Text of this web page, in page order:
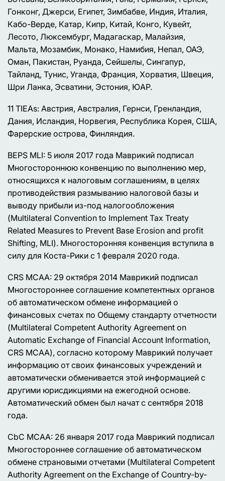
Гонконг, Джерси, Египет, Зимбабве, Индия, Италия,
Кабо-Верде, Катар, Кипр, Китай, Конго, Кувейт,
Лесото, Люксембург, Мадагаскар, Малайзия,
Мальта, Мозамбик, Монако, Намибия, Непал, ОАЭ,
Оман, Пакистан, Руанда, Сейшелы, Сингапур,
Тайланд, Тунис, Уганда, Франция, Хорватия, Швеция,
Шри Ланка, Эсватини, Эстония, ЮАР.
11 TIEAs: Австрия, Австралия, Гернси, Гренландия,
Дания, Исландия, Норвегия, Республика Корея, США,
Фарерские острова, Финляндия.
BEPS MLI: 5 июля 2017 года Маврикий подписал
Многостороннюю конвенцию по выполнению мер,
относящихся к налоговым соглашениям, в целях
противодействия размыванию налоговой базы и
выводу прибыли из-под налогообложения
(Multilateral Convention to Implement Tax Treaty
Related Measures to Prevent Base Erosion and profit
Shifting, MLI). Многосторонняя конвенция вступила в
силу для Коста-Рики с 1 февраля 2020 года.
CRS MCAA: 29 октября 2014 Маврикий подписал
Многостороннее соглашение компетентных органов
об автоматическом обмене информацией о
финансовых счетах по Общему стандарту отчетности
(Multilateral Competent Authority Agreement on
Automatic Exchange of Financial Account Information,
CRS MCAA), согласно которому Маврикий получает
информацию от своих финансовых учреждений и
автоматически обменивается этой информацией с
другими юрисдикциями на ежегодной основе.
Автоматический обмен был начат с сентября 2018
года.
CbC MCAA: 26 января 2017 года Маврикий подписал
Многостороннее соглашение об автоматическом
обмене страновыми отчетами (Multilateral Competent
Authority Agreement on the Exchange of Country-by-